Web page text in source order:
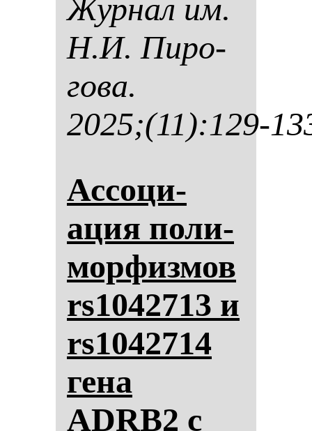
Жур­нал им.
Н.И. Пи­ро­
го­ва.
2025;(11):129-
Ас­со­ци­
ация по­ли­
мор­физ­мов
rs1042713 и
rs1042714
ге­на
ADRB2 с